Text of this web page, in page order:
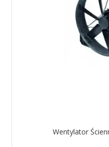
Wentylator